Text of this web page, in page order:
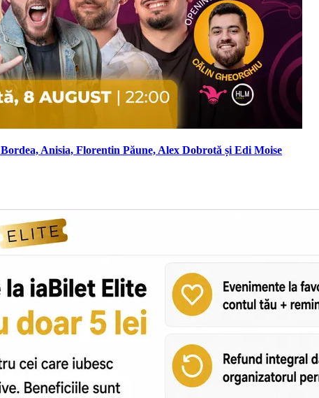
Bordea, Anisia, Florentin Păune, Alex Dobrotă și Edi Moise